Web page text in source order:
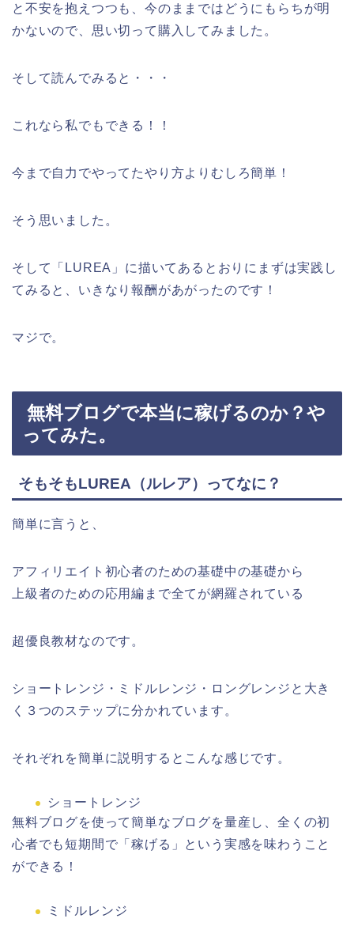
と不安を抱えつつも、今のままではどうにもらちが明
かないので、思い切って購入してみました。
そして読んでみると・・・
これなら私でもできる！！
今まで自力でやってたやり方よりむしろ簡単！
そう思いました。
そして「LUREA」に描いてあるとおりにまずは実践し
てみると、いきなり報酬があがったのです！
マジで。
無料ブログで本当に稼げるのか？や
ってみた。
そもそもLUREA（ルレア）ってなに？
簡単に言うと、
アフィリエイト初心者のための基礎中の基礎から
上級者のための応用編まで全てが網羅されている
超優良教材なのです。
ショートレンジ・ミドルレンジ・ロングレンジと大き
く３つのステップに分かれています。
それぞれを簡単に説明するとこんな感じです。
ショートレンジ
無料ブログを使って簡単なブログを量産し、全くの初
心者でも短期間で「稼げる」という実感を味わうこと
ができる！
ミドルレンジ